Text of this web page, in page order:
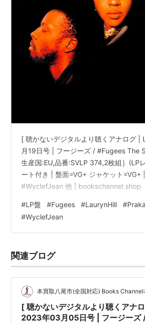
[ 聴かないデジタルより聴くアナログ |
月19日号 | フージーズ / #Fugees The
生産国:EU,品番:SVLP 374,2枚組］(LP
ート付き | 盤面=VG+ ジャケット=VG+
#WyclefJean 他 | bookschannel.shop
ーブ※経年汚れ有][盤面=VG+:side3全体
［ジャケット=VG+:角に折れ有|傷み有]
品交換して配送致します］※［…
#LP盤 #Fugees #LaurynHill #
#WyclefJean
関連ブログ
本買取八尾市(全国対応) Books Channel
[ 聴かないデジタルより聴くアナロ
2023年03月05日号 | フージーズ